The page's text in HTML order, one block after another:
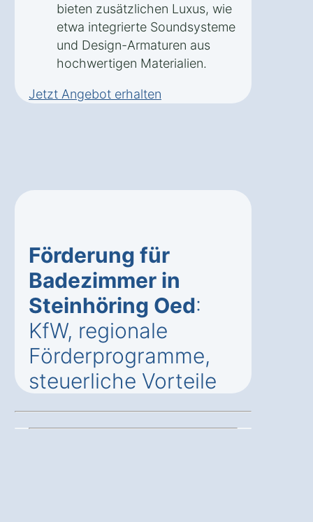
bieten zusätzlichen Luxus, wie
etwa integrierte Soundsysteme
und Design-Armaturen aus
hochwertigen Materialien.
Jetzt Angebot erhalten
Förderung für
Badezimmer in
Steinhöring Oed:
KfW, regionale
Förderprogramme,
steuerliche Vorteile